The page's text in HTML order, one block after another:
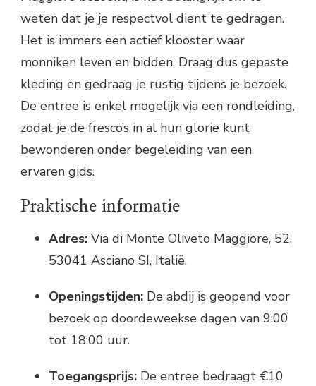
weten dat je je respectvol dient te gedragen.
Het is immers een actief klooster waar
monniken leven en bidden. Draag dus gepaste
kleding en gedraag je rustig tijdens je bezoek.
De entree is enkel mogelijk via een rondleiding,
zodat je de fresco’s in al hun glorie kunt
bewonderen onder begeleiding van een
ervaren gids.
Praktische informatie
Adres: Via di Monte Oliveto Maggiore, 52,
53041 Asciano SI, Italië.
Openingstijden: De abdij is geopend voor
bezoek op doordeweekse dagen van 9:00
tot 18:00 uur.
Toegangsprijs: De entree bedraagt €10